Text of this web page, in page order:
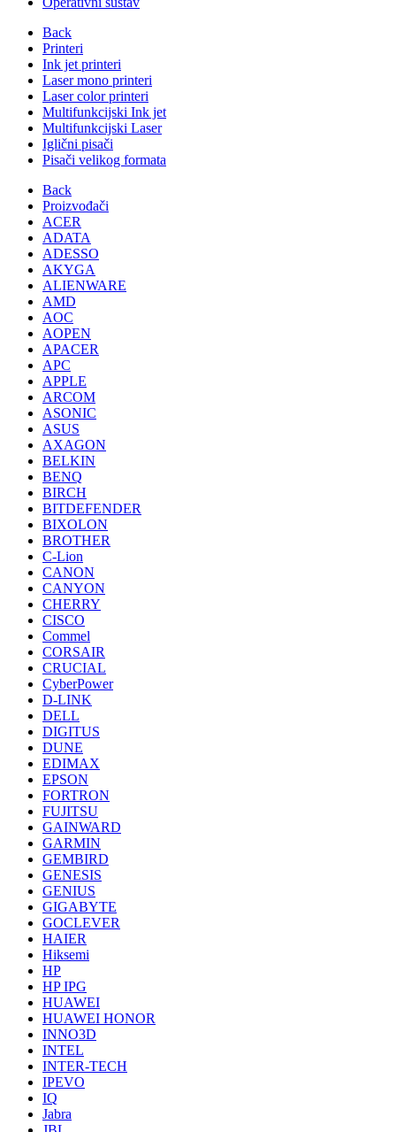
Back
Printeri
Ink jet printeri
Laser mono printeri
Laser color printeri
Multifunkcijski Ink jet
Multifunkcijski Laser
Iglični pisači
Pisači velikog formata
Back
Proizvođači
ACER
ADATA
ADESSO
AKYGA
ALIENWARE
AMD
AOC
AOPEN
APACER
APC
APPLE
ARCOM
ASONIC
ASUS
AXAGON
BELKIN
BENQ
BIRCH
BITDEFENDER
BIXOLON
BROTHER
C-Lion
CANON
CANYON
CHERRY
CISCO
Commel
CORSAIR
CRUCIAL
CyberPower
D-LINK
DELL
DIGITUS
DUNE
EDIMAX
EPSON
FORTRON
FUJITSU
GAINWARD
GARMIN
GEMBIRD
GENESIS
GENIUS
GIGABYTE
GOCLEVER
HAIER
Hiksemi
HP
HP IPG
HUAWEI
HUAWEI HONOR
INNO3D
INTEL
INTER-TECH
IPEVO
IQ
Jabra